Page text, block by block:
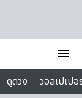
menu
ดูดวง
วอลเปเป